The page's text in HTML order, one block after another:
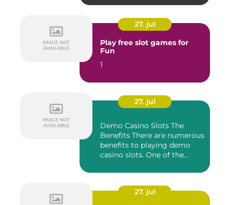
27. jul
Play free slot games for
Fun
1
27. jul
Demo Casino Slots The
Benefits There are numerous
benefits to playing demo
casino slots. One of the...
27. jul